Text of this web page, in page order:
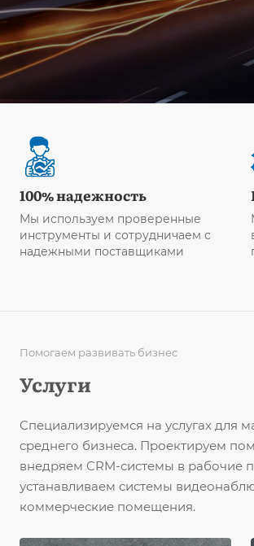
100% надежность
Мы используем проверенные
инструменты и сотрудничаем с
надежными поставщиками
Помогаем развивать бизнес
Услуги
Специализируемся на услугах для
среднего бизнеса. Проектируем
внедряем CRM-системы в рабочие
устанавливаем системы
коммерческие помещения.